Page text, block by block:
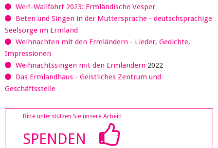
Werl-Wallfahrt 2023: Ermländische Vesper
Beten und Singen in der Muttersprache - deutschsprachige
Seelsorge im Ermland
Weihnachten mit den Ermländern - Lieder, Gedichte,
Impressionen
Weihnachtssingen mit den Ermländern 2022
Das Ermlandhaus - Geistliches Zentrum und
Geschäftsstelle
Bitte unterstützen Sie unsere Arbeit!
SPENDEN